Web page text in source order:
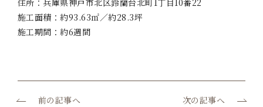
住所：兵庫県神戸市北区鈴蘭台北町1丁目10番22
施工面積：約93.63㎡／約28.3坪
施工期間：約6週間
前の記事へ
次の記事へ